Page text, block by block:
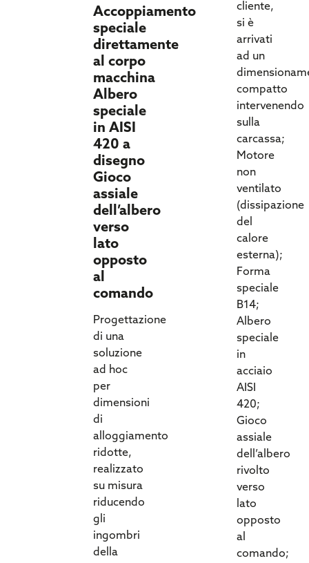
Accoppiamento
speciale
direttamente
al corpo
macchina
Albero
speciale
in AISI
420 a
disegno
Gioco
assiale
dell’albero
verso
lato
opposto
al
comando
Progettazione
di una
soluzione
ad hoc
per
dimensioni
di
alloggiamento
ridotte,
realizzato
su misura
riducendo
gli
ingombri
della
cliente,
si è
arrivati
ad un
compatto
intervenendo
sulla
carcassa;
Motore
non
ventilato
(dissipazione
del
calore
esterna);
Forma
speciale
B14;
Albero
speciale
in
acciaio
AISI
420;
Gioco
assiale
dell’albero
rivolto
verso
lato
opposto
al
comando;